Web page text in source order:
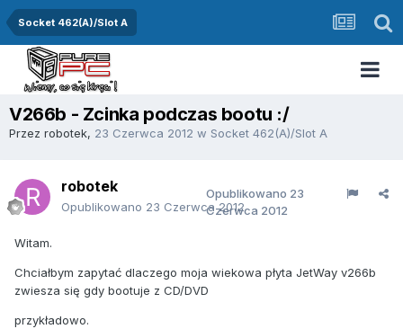
Socket 462(A)/Slot A
V266b - Zcinka podczas bootu :/
Przez robotek, 23 Czerwca 2012 w Socket 462(A)/Slot A
robotek
Opublikowano 23 Czerwca 2012
Opublikowano 23
Czerwca 2012
Witam.
Chciałbym zapytać dlaczego moja wiekowa płyta JetWay v266b
zwiesza się gdy bootuje z CD/DVD
przykładowo.